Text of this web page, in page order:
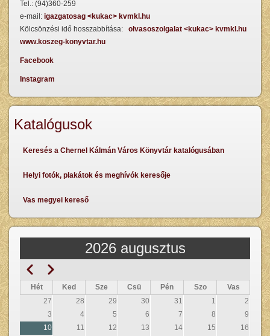
Tel.: (94)360-259
e-mail: igazgatosag <kukac> kvmkl.hu
Kölcsönzési idő hosszabbítása: olvasoszolgalat <kukac> kvmkl.hu
www.koszeg-konyvtar.hu
Facebook
Instagram
Katalógusok
Keresés a Chernel Kálmán Város Könyvtár katalógusában
Helyi fotók, plakátok és meghívók keresője
Vas megyei kereső
2026 augusztus
Oldalszámozás
Előző Következő
Hét Ked Sze Csü Pén Szo
Vas
27
28 29 30 31 1
2
3
4 5 6 7 8
9
10
11 12 13 14 15
16